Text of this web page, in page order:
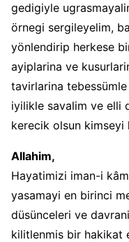
gedigiyle
örnegi sergileyelim,
yönlendirip herkese
ayiplarina ve
tavirlarina
iyilikle savalim ve elli
kerecik olsun kimseyi
Allahim,
Hayatimizi iman-i
yasamayi en birinci
düsünceleri ve
kilitlenmis bir hakikat